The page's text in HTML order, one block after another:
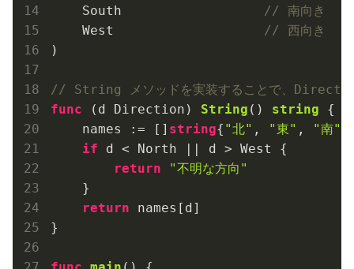
    South
// 南向き
    West
// 西向き
)
// String メソッドを実装することで、Direction
func
(d Direction) String () string {
    names := []
string{ "北" , "東" , "南"
if d < North || d > West {
return
"不明な方向"
    }
return names[d]
}